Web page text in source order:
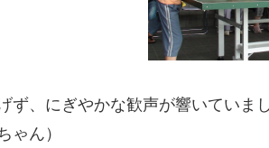
ず、にぎやかな歓声が響いていま
ゃん）